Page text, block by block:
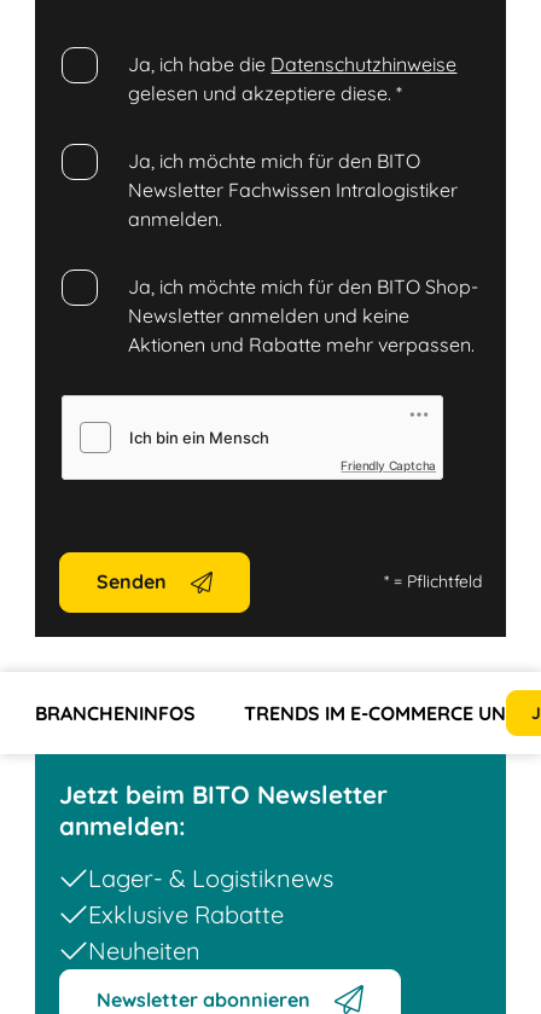
Ja, ich habe die Datenschutzhinweise
gelesen und akzeptiere diese.*
Ja, ich möchte mich für den BITO
Newsletter Fachwissen Intralogistiker
anmelden.
Ja, ich möchte mich für den BITO Shop-
Newsletter anmelden und keine
Aktionen und Rabatte mehr verpassen.
Friendly Captcha
Senden *= Pflichtfeld
BRANCHENINFOS TRENDS IM E-COMMERCE UND
Jetzt beim BITO Newsletter
anmelden:
Lager- & Logistiknews
Exklusive Rabatte
Neuheiten
Newsletter abonnieren